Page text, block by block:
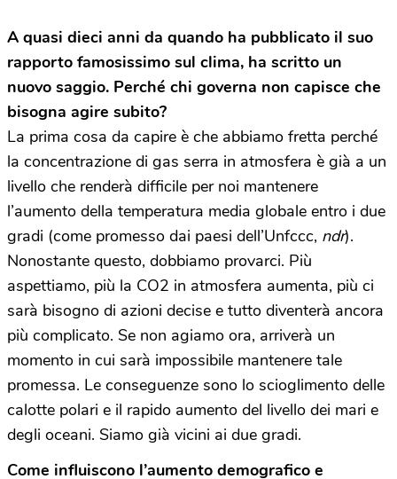
A quasi dieci anni da quando ha pubblicato il suo
rapporto famosissimo sul clima, ha scritto un
nuovo saggio. Perché chi governa non capisce che
bisogna agire subito?
La prima cosa da capire è che abbiamo fretta perché
la concentrazione di gas serra in atmosfera è già a un
livello che renderà difficile per noi mantenere
l’aumento della temperatura media globale entro i due
gradi (come promesso dai paesi dell’Unfccc, ndr).
Nonostante questo, dobbiamo provarci. Più
aspettiamo, più la CO2 in atmosfera aumenta, più ci
sarà bisogno di azioni decise e tutto diventerà ancora
più complicato. Se non agiamo ora, arriverà un
momento in cui sarà impossibile mantenere tale
promessa. Le conseguenze sono lo scioglimento delle
calotte polari e il rapido aumento del livello dei mari e
degli oceani. Siamo già vicini ai due gradi.
Come influiscono l’aumento demografico e